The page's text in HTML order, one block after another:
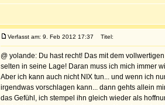
Verfasst am: 9. Feb 2012 17:37 Titel:
@ yolande: Du hast recht! Das mit dem
selten in seine Lage! Daran muss ich mich immer
Aber ich kann auch nicht NIX tun... und wenn ich
irgendwas vorschlagen kann... dann gehts allein
das Gefühl, ich stempel ihn gleich wieder als